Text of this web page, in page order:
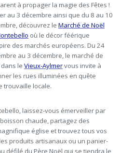
à propager la magie des Fêtes !
er au 3 décembre ainsi que du 8 au 10
, découvrez le Marché de Noël
où le décor féérique
des marchés européens. Du 24
au 3 décembre, le marché de
le Vieux-Aylmervous invite à
les rues illuminées en quête
trouvaille locale.
laissez-vous émerveiller par
chaude, partagez des
église et trouvez tous vos
produits artisanaux ou un panier-
défilé du Père Noël qui se tiendra le